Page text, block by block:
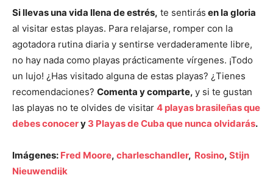
Si llevas una vida llena de estrés, te sentirás en la gloria
al visitar estas playas. Para relajarse, romper con la
agotadora rutina diaria y sentirse verdaderamente libre,
no hay nada como playas prácticamente vírgenes. ¡Todo
un lujo! ¿Has visitado alguna de estas playas? ¿Tienes
recomendaciones? Comenta y comparte, y si te gustan
las playas no te olvides de visitar 4 playas brasileñas que
debes conocery 3 Playas de Cuba que nunca olvidarás.
Imágenes: Fred Moore, charleschandler, Rosino, Stijn
Nieuwendijk